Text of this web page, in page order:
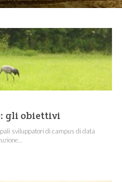
gli obiettivi
sviluppatori di campus di data